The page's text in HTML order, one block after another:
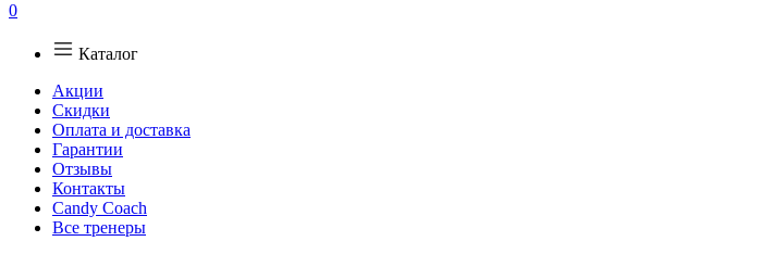
0
Каталог
Акции
Скидки
Оплата и доставка
Гарантии
Отзывы
Контакты
Candy Coach
Все тренеры